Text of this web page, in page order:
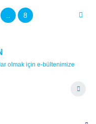
8
olmak için e-bültenimize